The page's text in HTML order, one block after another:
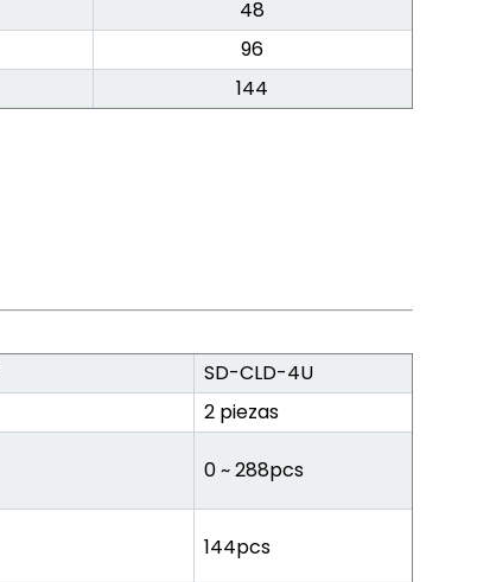
48
96
144
SD-CLD-4U
2 piezas
0 ~ 288pcs
144pcs